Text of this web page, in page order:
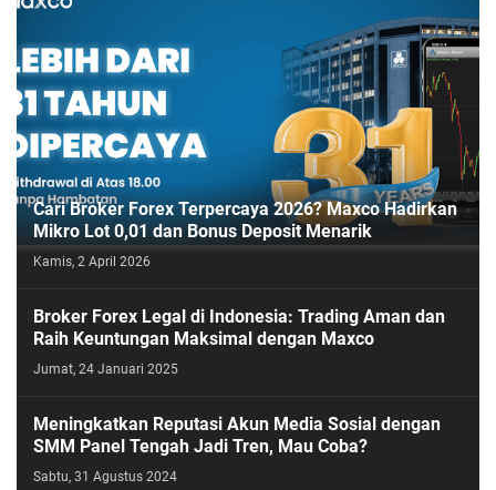
Cari Broker Forex Terpercaya 2026? Maxco Hadirkan
Mikro Lot 0,01 dan Bonus Deposit Menarik
Kamis, 2 April 2026
Broker Forex Legal di Indonesia: Trading Aman dan
Raih Keuntungan Maksimal dengan Maxco
Jumat, 24 Januari 2025
Meningkatkan Reputasi Akun Media Sosial dengan
SMM Panel Tengah Jadi Tren, Mau Coba?
Sabtu, 31 Agustus 2024